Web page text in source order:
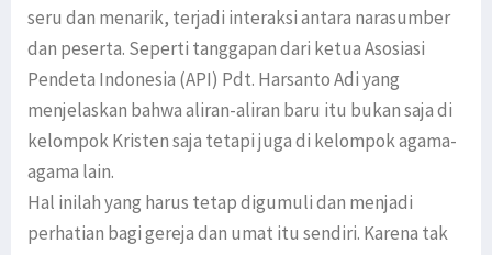
seru dan menarik, terjadi interaksi antara narasumber
dan peserta. Seperti tanggapan dari ketua Asosiasi
Pendeta Indonesia (API) Pdt. Harsanto Adi yang
menjelaskan bahwa aliran-aliran baru itu bukan saja di
kelompok Kristen saja tetapi juga di kelompok agama-
agama lain.
Hal inilah yang harus tetap digumuli dan menjadi
perhatian bagi gereja dan umat itu sendiri. Karena tak